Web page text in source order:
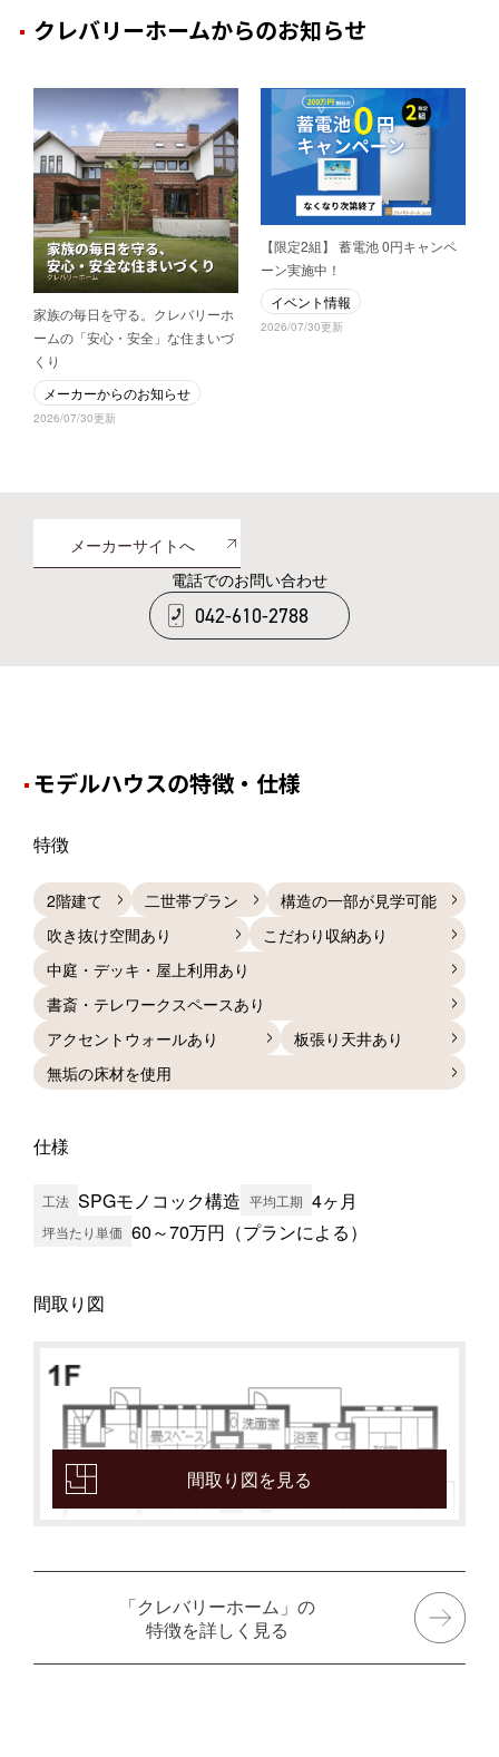
クレバリーホームからのお知らせ
家族の毎日を守る。クレバリーホ
ームの「安心・安全」な住まいづ
くり
メーカーからのお知らせ
2026/07/30更新
【限定2組】 蓄電池 0円キャンペ
ーン実施中！
イベント情報
2026/07/30更新
メーカーサイトへ
電話でのお問い合わせ
042-610-2788
モデルハウスの特徴・仕様
特徴
2階建て 二世帯プラン
構造の一部が見学可能
吹き抜け空間あり
こだわり収納あり
中庭・デッキ・屋上利用あり
書斎・テレワークスペースあり
アクセントウォールあり
板張り天井あり
無垢の床材を使用
仕様
工法 SPGモノコック構造 平均工期 4ヶ月
坪当たり単価 60～70万円（プランによる）
間取り図
間取り図を見る
「クレバリーホーム」の
特徴を詳しく見る